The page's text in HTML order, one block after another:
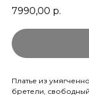
7990,00 р.
Платье из
бретели,